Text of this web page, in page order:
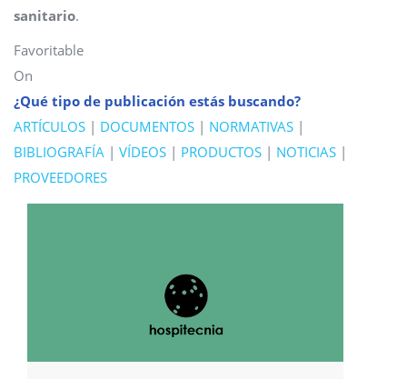
sanitario.
Favoritable
On
¿Qué tipo de publicación estás buscando?
ARTÍCULOS | DOCUMENTOS | NORMATIVAS |
BIBLIOGRAFÍA | VÍDEOS | PRODUCTOS | NOTICIAS |
PROVEEDORES